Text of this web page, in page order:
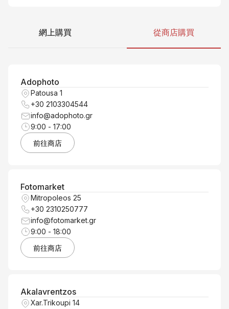
網上購買 從商店購買
Adophoto
Patousa 1
+30 2103304544
info@adophoto.gr
9:00 - 17:00
前往商店
Fotomarket
Mitropoleos 25
+30 2310250777
info@fotomarket.gr
9:00 - 18:00
前往商店
Akalavrentzos
Xar.Trikoupi 14